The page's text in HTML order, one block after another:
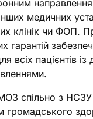
медичних
клінік чи ФОП.
гарантій
всіх пацієнтів із
спільно з НСЗУ
громадського